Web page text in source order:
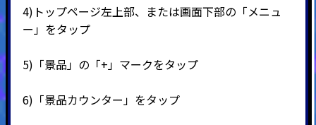
4) トップページ左上部、または画面下部の「メニュ
ー」をタップ
5) 「景品」の「+」マークをタップ
6) 「景品カウンター」をタップ